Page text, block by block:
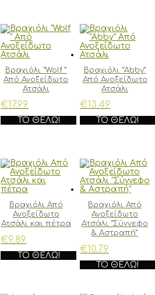
Βραχιόλι “Wolf ”
Από Ανοξείδωτο
Ατσάλι
€17.99
ΤΟ ΘΈΛΩ!
Βραχιόλι “Abby”
Από Ανοξείδωτο
Ατσάλι
€13.49
ΤΟ ΘΈΛΩ!
Βραχιόλι Από
Ανοξείδωτο
Ατσάλι και πέτρα
€9.89
ΤΟ ΘΈΛΩ!
Βραχιόλι Από
Ανοξείδωτο
Ατσάλι “Σύννεφο
& Αστραπή”
€10.79
ΤΟ ΘΈΛΩ!